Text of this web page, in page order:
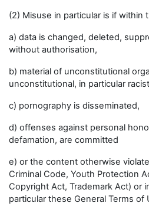
(2) Misuse in particular is if within
a) data is changed, deleted,
without authorisation,
b) material of unconstitutional
unconstitutional, in particular
c) pornography is disseminated,
d) offenses against personal
defamation, are committed
e) or the content otherwise
Criminal Code, Youth Protection
Copyright Act, Trademark Act) or
particular these General Terms of